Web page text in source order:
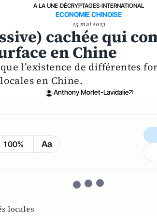
A LA UNE›DÉCRYPTAGES›INTERNATIONAL
ECONOMIE CHINOISE
23 mai 2023
cachée qui
en Chine
l’existence de différentes
en Chine.
Anthony Morlet-Lavidalie
100% Aa
locales